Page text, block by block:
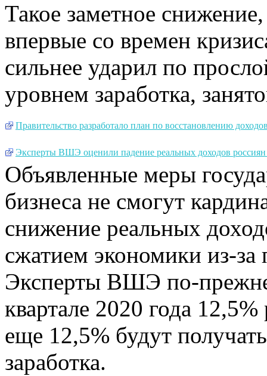
Такое заметное
впервые со времен
сильнее ударил по
уровнем заработка,
Правительство разработало план по восстановлению
Эксперты ВШЭ оценили падение реальных доходов россиян
Объявленные меры
бизнеса не смогут
снижение реальных
сжатием экономики из-
Эксперты ВШЭ по-
квартале 2020 года
еще 12,5% будут
заработка.